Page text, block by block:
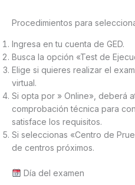
Procedimientos para
Ingresa en tu cuenta de GED.
Busca la opción «Test de
Elige si quieres realizar el
virtual.
Si opta por » Online», deberá
comprobación técnica para
satisface los requisitos.
Si seleccionas «Centro de
de centros próximos.
Día del examen